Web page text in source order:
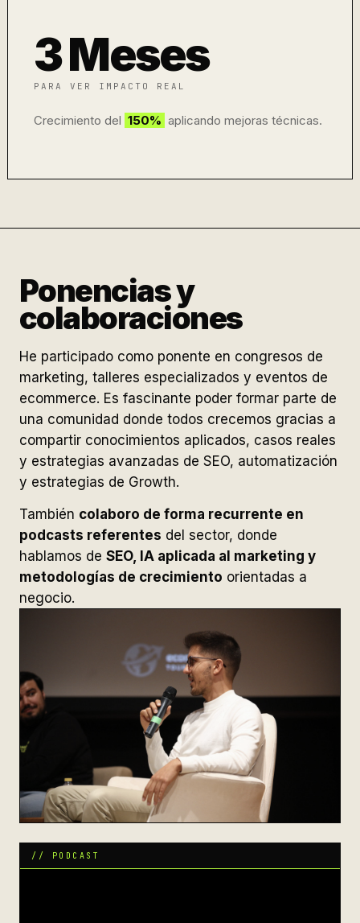
3 Meses
PARA VER IMPACTO REAL
Crecimiento del 150% aplicando mejoras técnicas.
Ponencias y
colaboraciones
He participado como ponente en congresos de
marketing, talleres especializados y eventos de
ecommerce. Es fascinante poder formar parte de
una comunidad donde todos crecemos gracias a
compartir conocimientos aplicados, casos reales
y estrategias avanzadas de SEO, automatización
y estrategias de Growth.
También colaboro de forma recurrente en
podcasts referentes del sector, donde
hablamos de SEO, IA aplicada al marketing y
metodologías de crecimiento orientadas a
negocio.